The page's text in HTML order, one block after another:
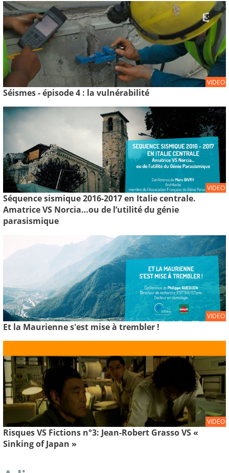
VIDEO
Séismes - épisode 4 : la vulnérabilité
VIDEO
Séquence sismique 2016-2017 en Italie centrale.
Amatrice VS Norcia…ou de l’utilité du génie
parasismique
VIDEO
Et la Maurienne s'est mise à trembler !
VIDEO
Risques VS Fictions n°3: Jean-Robert Grasso VS «
Sinking of Japan »